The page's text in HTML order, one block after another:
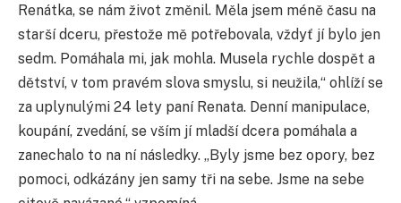
Renátka, se nám život změnil. Měla jsem méně času na
starší dceru, přestože mě potřebovala, vždyť jí bylo jen
sedm. Pomáhala mi, jak mohla. Musela rychle dospět a
dětství, v tom pravém slova smyslu, si neužila,“ ohlíží se
za uplynulými 24 lety paní Renata. Denní manipulace,
koupání, zvedání, se vším jí mladší dcera pomáhala a
zanechalo to na ní následky. „Byly jsme bez opory, bez
pomoci, odkázány jen samy tři na sebe. Jsme na sebe